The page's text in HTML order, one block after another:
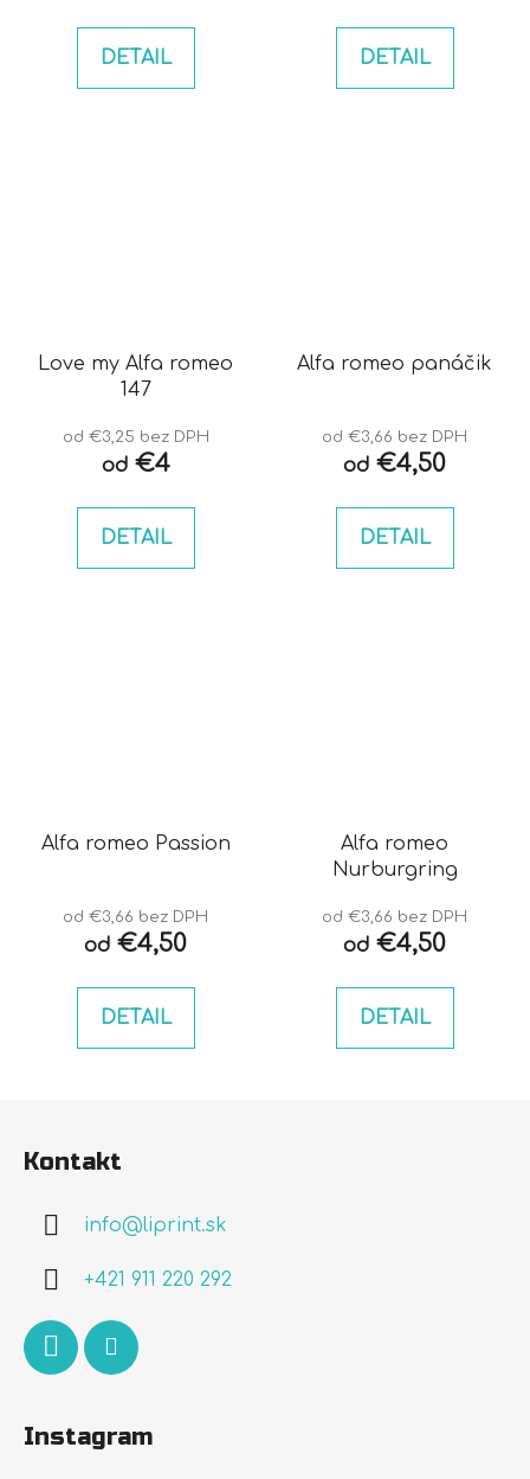
DETAIL DETAIL
Love my Alfa romeo
147
od €3,25 bez DPH
od€4
DETAIL
Alfa romeo panáčik
od €3,66 bez DPH
od €4,50
DETAIL
Alfa romeo Passion
od €3,66 bez DPH
od €4,50
DETAIL
Alfa romeo
Nurburgring
od €3,66 bez DPH
od €4,50
DETAIL
Kontakt
info@liprint.sk
+421 911 220 292
Instagram